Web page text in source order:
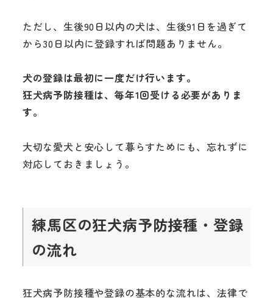
ただし、生後90日以内の犬は、生後91日を過ぎて
から30日以内に登録すれば問題ありません。
犬の登録は最初に一度だけ行います。
狂犬病予防接種は、毎年1回受ける必要がありま
す。
大切な愛犬と安心して暮らすためにも、忘れずに
対応しておきましょう。
練馬区の狂犬病予防接種・登録
の流れ
狂犬病予防接種や登録の基本的な流れは、法律で